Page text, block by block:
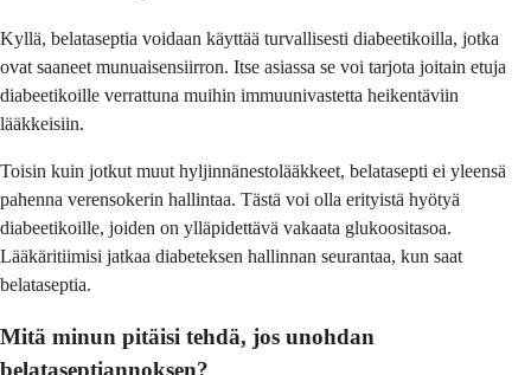
Kyllä, belataseptia voidaan käyttää turvallisesti diabeetikoilla, jotka
ovat saaneet munuaisensiirron. Itse asiassa se voi tarjota joitain etuja
diabeetikoille verrattuna muihin immuunivastetta heikentäviin
lääkkeisiin.
Toisin kuin jotkut muut hyljinnänestolääkkeet, belatasepti ei yleensä
pahenna verensokerin hallintaa. Tästä voi olla erityistä hyötyä
diabeetikoille, joiden on ylläpidettävä vakaata glukoositasoa.
Lääkäritiimisi jatkaa diabeteksen hallinnan seurantaa, kun saat
belataseptia.
Mitä minun pitäisi tehdä, jos unohdan